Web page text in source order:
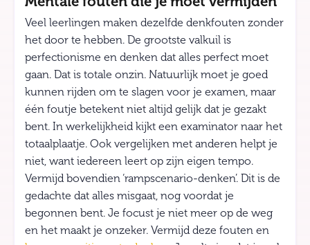
Veel leerlingen maken dezelfde denkfouten zonder
het door te hebben. De grootste valkuil is
perfectionisme en denken dat alles perfect moet
gaan. Dat is totale onzin. Natuurlijk moet je goed
kunnen rijden om te slagen voor je examen, maar
één foutje betekent niet altijd gelijk dat je gezakt
bent. In werkelijkheid kijkt een examinator naar het
totaalplaatje. Ook vergelijken met anderen helpt je
niet, want iedereen leert op zijn eigen tempo.
Vermijd bovendien ‘rampscenario-denken’. Dit is de
gedachte dat alles misgaat, nog voordat je
begonnen bent. Je focust je niet meer op de weg
en het maakt je onzeker. Vermijd deze fouten en